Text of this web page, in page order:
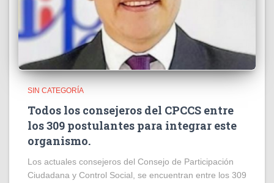
SIN CATEGORÍA
Todos los consejeros del CPCCS entre
los 309 postulantes para integrar este
organismo.
Los actuales consejeros del Consejo de Participación
Ciudadana y Control Social, se encuentran entre los 309